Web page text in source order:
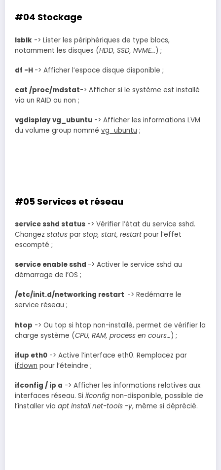
#04 Stockage
lsblk -> Lister les périphériques de type blocs,
notamment les disques (HDD, SSD, NVME…) ;
df -H -> Afficher l’espace disque disponible ;
cat /proc/mdstat-> Afficher si le système est installé
via un RAID ou non ;
vgdisplay vg_ubuntu -> Afficher les informations LVM
du volume group nommé vg_ubuntu ;
#05 Services et réseau
service sshd status -> Vérifier l’état du service sshd.
Changez status par stop, start, restart pour l’effet
escompté ;
service enable sshd -> Activer le service sshd au
démarrage de l’OS ;
/etc/init.d/networking restart -> Redémarre le
service réseau ;
htop -> Ou top si htop non-installé, permet de vérifier la
charge système (CPU, RAM, process en cours…) ;
ifup eth0 -> Active l’interface eth0. Remplacez par
ifdown pour l’éteindre ;
ifconfig / ip a -> Afficher les informations relatives aux
interfaces réseau. Si ifconfig non-disponible, possible de
l’installer via apt install net-tools -y, même si déprécié.